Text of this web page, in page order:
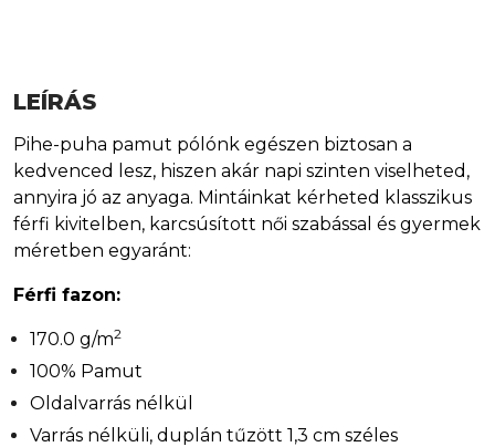
LEÍRÁS
Pihe-puha pamut pólónk egészen biztosan a
kedvenced lesz, hiszen akár napi szinten viselheted,
annyira jó az anyaga. Mintáinkat kérheted klasszikus
férfi kivitelben, karcsúsított női szabással és gyermek
méretben egyaránt:
Férfi fazon:
170.0 g/m2
100% Pamut
Oldalvarrás nélkül
Varrás nélküli, duplán tűzött 1,3 cm széles